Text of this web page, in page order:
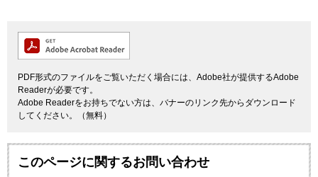
PDF形式のファイルをご覧いただく場合には、Adobe社が提供するAdobe
Readerが必要です。
Adobe Readerをお持ちでない方は、バナーのリンク先からダウンロード
してください。（無料）
このページに関するお問い合わせ